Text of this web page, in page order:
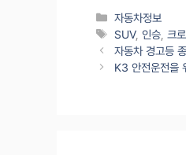
Categories
자동차정보
Tags
SUV,인승 ,크
자동차 경고등
K3 안전운전을